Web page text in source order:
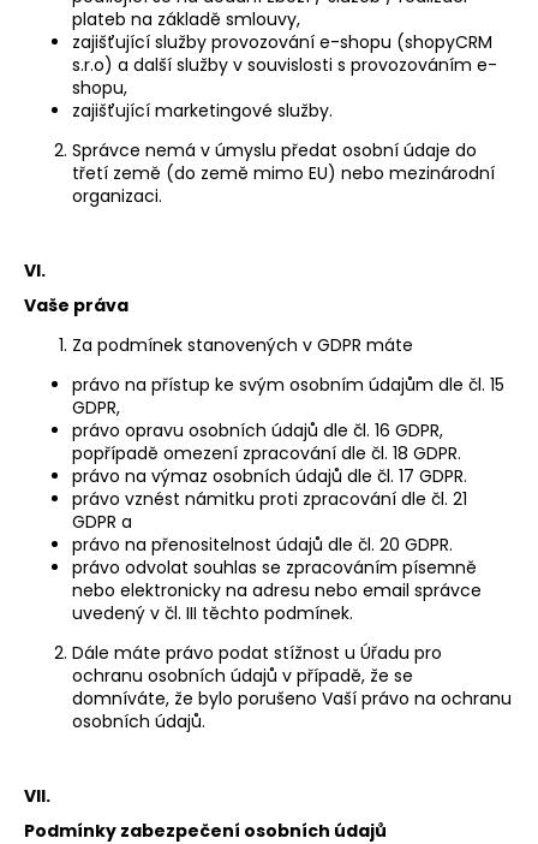
plateb na základě smlouvy,
zajišťující služby provozování e-shopu (shopyCRM
s.r.o) a další služby v souvislosti s provozováním e-
shopu,
zajišťující marketingové služby.
Správce nemá v úmyslu předat osobní údaje do
třetí země (do země mimo EU) nebo mezinárodní
organizaci.
VI.
Vaše práva
Za podmínek stanovených v GDPR máte
právo na přístup ke svým osobním údajům dle čl. 15
GDPR,
právo opravu osobních údajů dle čl. 16 GDPR,
popřípadě omezení zpracování dle čl. 18 GDPR.
právo na výmaz osobních údajů dle čl. 17 GDPR.
právo vznést námitku proti zpracování dle čl. 21
GDPR a
právo na přenositelnost údajů dle čl. 20 GDPR.
právo odvolat souhlas se zpracováním písemně
nebo elektronicky na adresu nebo email správce
uvedený v čl. III těchto podmínek.
Dále máte právo podat stížnost u Úřadu pro
ochranu osobních údajů v případě, že se
domníváte, že bylo porušeno Vaší právo na ochranu
osobních údajů.
VII.
Podmínky zabezpečení osobních údajů